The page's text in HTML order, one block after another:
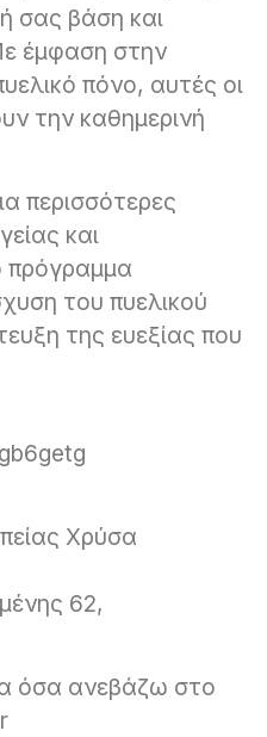
σας βάση και
έμφαση στην
πόνο, αυτές οι
την καθημερινή
περισσότερες
και
πρόγραμμα
του πυελικού
της ευεξίας που
Χρύσα
62,
όσα ανεβάζω στο